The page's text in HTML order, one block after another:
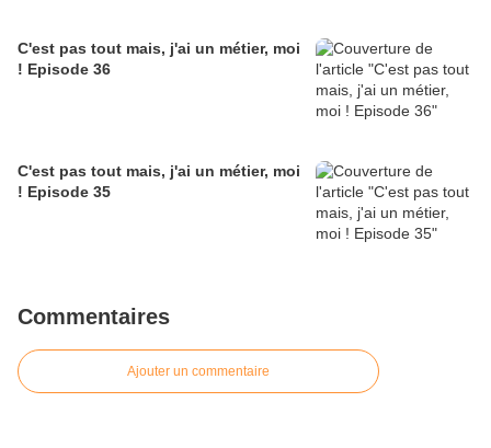
C'est pas tout mais, j'ai un métier, moi
! Episode 36
C'est pas tout mais, j'ai un métier, moi
! Episode 35
Commentaires
Ajouter un commentaire